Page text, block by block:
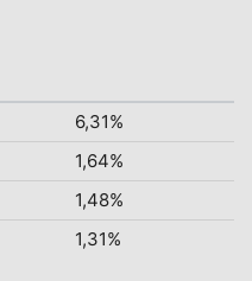
6,31%
1,64%
1,48%
1,31%